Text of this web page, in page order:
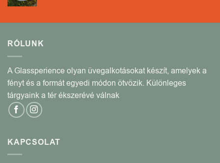
RÓLUNK
A Glassperience olyan üvegalkotásokat készít, amelyek a
fényt és a formát egyedi módon ötvözik. Különleges
tárgyaink a tér ékszerévé válnak
KAPCSOLAT